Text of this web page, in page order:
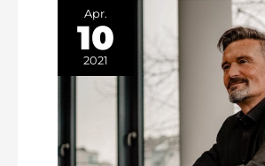
Apr.
10
2021